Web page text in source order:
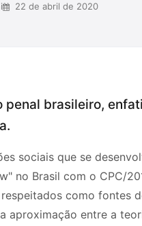
22 de abril de 2020
brasileiro,
sociais que se
no Brasil com o CPC/
como fontes
aproximação entre a